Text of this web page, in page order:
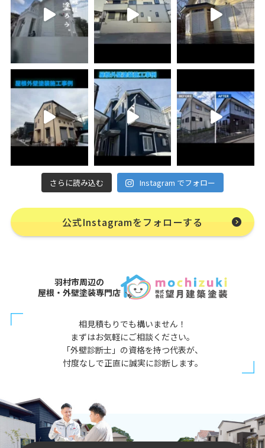
さらに読み込む Instagram でフォロー
公式Instagramをフォローする
羽村市周辺の
屋根・外壁塗装専門店
相見積もりでも構いません！
まずはお気軽にご相談ください。
「外壁診断士」の資格を持つ代表が、
忖度なしで正直に誠実に診断します。